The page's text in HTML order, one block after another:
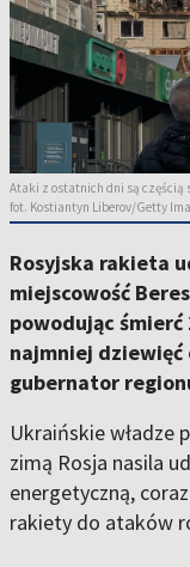
Ataki z ostatnich dni są częścią
fot. Kostiantyn Liberov/Getty
Rosyjska rakieta
miejscowość
powodując
najmniej dziewięć
gubernator
Ukraińskie władze
zimą Rosja nasila
energetyczną,
rakiety do ataków